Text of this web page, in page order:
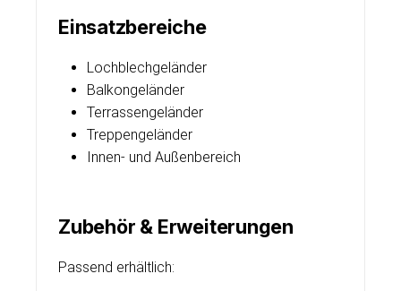
Einsatzbereiche
Lochblechgeländer
Balkongeländer
Terrassengeländer
Treppengeländer
Innen- und Außenbereich
Zubehör & Erweiterungen
Passend erhältlich: